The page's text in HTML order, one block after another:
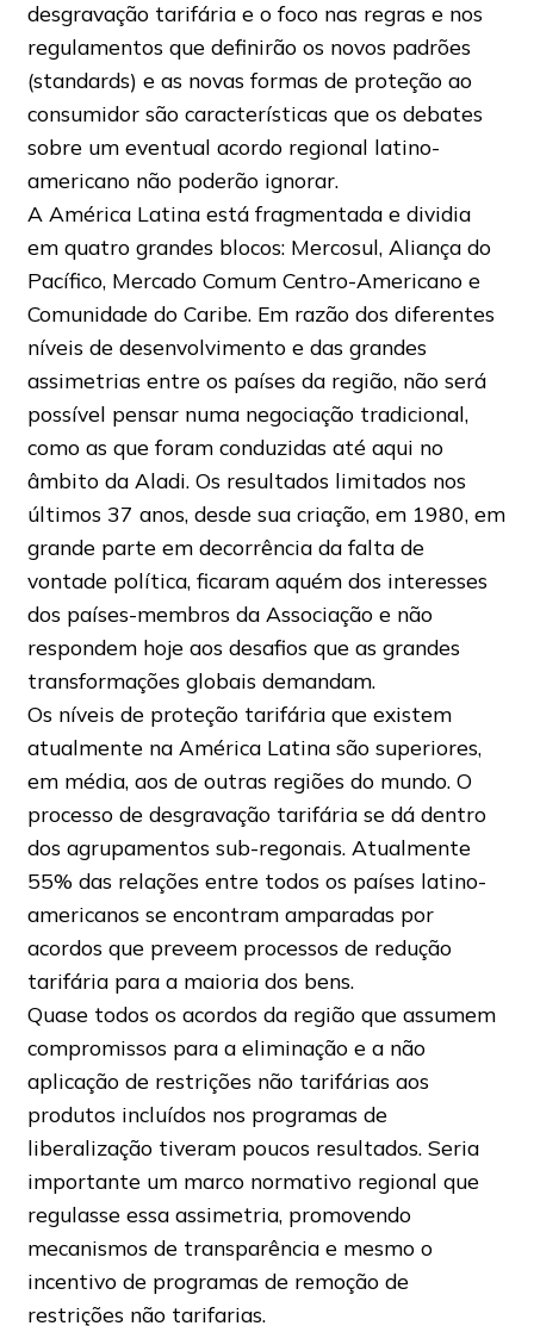
desgravação tarifária e o foco nas regras e nos
regulamentos que definirão os novos padrões
(standards) e as novas formas de proteção ao
consumidor são características que os debates
sobre um eventual acordo regional latino-
americano não poderão ignorar.
A América Latina está fragmentada e dividia
em quatro grandes blocos: Mercosul, Aliança do
Pacífico, Mercado Comum Centro-Americano e
Comunidade do Caribe. Em razão dos diferentes
níveis de desenvolvimento e das grandes
assimetrias entre os países da região, não será
possível pensar numa negociação tradicional,
como as que foram conduzidas até aqui no
âmbito da Aladi. Os resultados limitados nos
últimos 37 anos, desde sua criação, em 1980, em
grande parte em decorrência da falta de
vontade política, ficaram aquém dos interesses
dos países-membros da Associação e não
respondem hoje aos desafios que as grandes
transformações globais demandam.
Os níveis de proteção tarifária que existem
atualmente na América Latina são superiores,
em média, aos de outras regiões do mundo. O
processo de desgravação tarifária se dá dentro
dos agrupamentos sub-regonais. Atualmente
55% das relações entre todos os países latino-
americanos se encontram amparadas por
acordos que preveem processos de redução
tarifária para a maioria dos bens.
Quase todos os acordos da região que assumem
compromissos para a eliminação e a não
aplicação de restrições não tarifárias aos
produtos incluídos nos programas de
liberalização tiveram poucos resultados. Seria
importante um marco normativo regional que
regulasse essa assimetria, promovendo
mecanismos de transparência e mesmo o
incentivo de programas de remoção de
restrições não tarifarias.